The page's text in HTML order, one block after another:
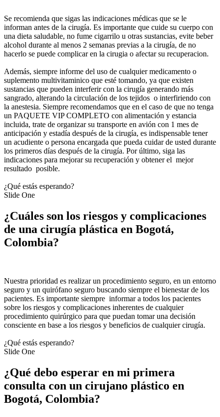
Se recomienda que sigas las indicaciones médicas que se le
informan antes de la cirugía. Es importante que cuide su cuerpo con
una dieta saludable, no fume cigarrilo u otras sustancias, evite beber
alcohol durante al menos 2 semanas previas a la cirugía, de no
hacerlo se puede complicar en la cirugia o afectar su recuperacion.
Además, siempre informe del uso de cualquier medicamento o
suplemento multivitaminico que esté tomando, ya que existen
sustancias que pueden interferir con la cirugía generando más
sangrado, alterando la circulación de los tejidos o interfiriendo con
la anestesia. Siempre recomendamos que en el caso de que no tenga
un PAQUETE VIP COMPLETO con alimentación y estancia
incluida, trate de organizar su transporte en avión con 1 mes de
anticipación y estadía después de la cirugía, es indispensable tener
un acudiente o persona encargada que pueda cuidar de usted durante
los primeros días después de la cirugía. Por último, siga las
indicaciones para mejorar su recuperación y obtener el mejor
resultado posible.
¿Qué estás esperando?
Slide One
¿Cuáles son los riesgos y complicaciones
de una cirugía plástica en Bogotá,
Colombia?
Nuestra prioridad es realizar un procedimiento seguro, en un entorno
seguro y un quirófano seguro buscando siempre el bienestar de los
pacientes. Es importante siempre informar a todos los pacientes
sobre los riesgos y complicaciones inherentes de cualquier
procedimiento quirúrgico para que puedan tomar una decisión
consciente en base a los riesgos y beneficios de cualquier cirugía.
¿Qué estás esperando?
Slide One
¿Qué debo esperar en mi primera
consulta con un cirujano plástico en
Bogotá, Colombia?